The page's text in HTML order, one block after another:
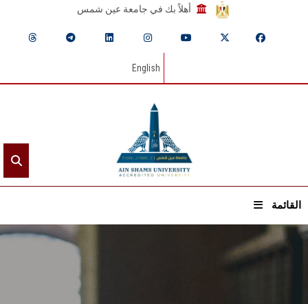
أهلاً بك في جامعة عين شمس
English
القائمة